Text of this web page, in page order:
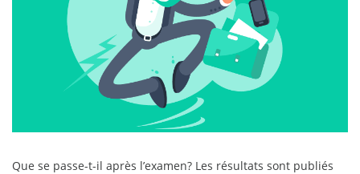
Que se passe-t-il après l’examen? Les résultats sont publiés